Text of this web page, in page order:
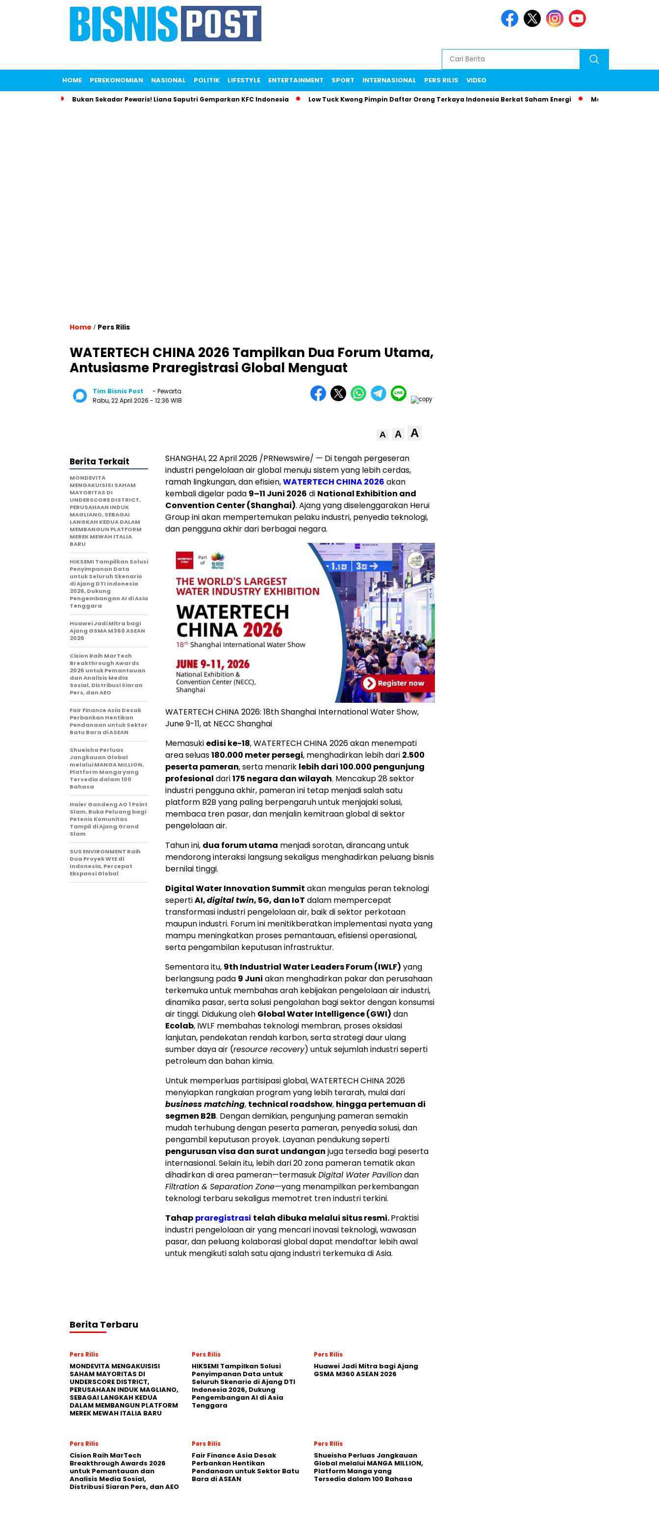
HOME PEREKONOMIAN NASIONAL POLITIK LIFESTYLE ENTERTAINMENT SPORT INTERNASIONAL PERS RILIS VIDEO
Bukan Sekadar Pewaris! Liana Saputri Gemparkan KFC Indonesia Low Tuck Kwong Pimpin Daftar Orang Terkaya Indonesia Berkat Saham Energi Menteri Maman
Home / Pers Rilis
WATERTECH CHINA 2026 Tampilkan Dua Forum Utama,
Antusiasme Praregistrasi Global Menguat
Tim Bisnis Post
- Pewarta
Rabu, 22 April 2026 - 12:36 WIB
A A A
SHANGHAI, 22 April 2026 /PRNewswire/ — Di tengah pergeseran
industri pengelolaan air global menuju sistem yang lebih cerdas,
ramah lingkungan, dan efisien,WATERTECH CHINA 2026 akan
kembali digelar pada 9–11 Juni 2026 di National Exhibition and
Convention Center (Shanghai). Ajang yang diselenggarakan Herui
Group ini akan mempertemukan pelaku industri, penyedia teknologi,
dan pengguna akhir dari berbagai negara.
WATERTECH CHINA 2026: 18th Shanghai International Water Show,
June 9-11, at NECC Shanghai
Memasuki edisi ke-18, WATERTECH CHINA 2026 akan menempati
area seluas180.000 meter persegi, menghadirkan lebih dari 2.500
peserta pameran, serta menarik lebih dari 100.000 pengunjung
profesional dari175 negara dan wilayah. Mencakup 28 sektor
industri pengguna akhir, pameran ini tetap menjadi salah satu
platform B2B yang paling berpengaruh untuk menjajaki solusi,
membaca tren pasar, dan menjalin kemitraan global di sektor
pengelolaan air.
Tahun ini, dua forum utama menjadi sorotan, dirancang untuk
mendorong interaksi langsung sekaligus menghadirkan peluang bisnis
bernilai tinggi.
Digital Water Innovation Summit akan mengulas peran teknologi
sepertiAI,digital twin, 5G, dan IoT dalam mempercepat
transformasi industri pengelolaan air, baik di sektor perkotaan
maupun industri. Forum ini menitikberatkan implementasi nyata yang
mampu meningkatkan proses pemantauan, efisiensi operasional,
serta pengambilan keputusan infrastruktur.
Sementara itu, 9th Industrial Water Leaders Forum (IWLF) yang
berlangsung pada 9 Juni akan menghadirkan pakar dan perusahaan
terkemuka untuk membahas arah kebijakan pengelolaan air industri,
dinamika pasar, serta solusi pengolahan bagi sektor dengan konsumsi
air tinggi. Didukung oleh Global Water Intelligence (GWI) dan
Ecolab, IWLF membahas teknologi membran, proses oksidasi
lanjutan, pendekatan rendah karbon, serta strategi daur ulang
sumber daya air (resource recovery) untuk sejumlah industri seperti
petroleum dan bahan kimia.
Untuk memperluas partisipasi global, WATERTECH CHINA 2026
menyiapkan rangkaian program yang lebih terarah, mulai dari
business matching, technical roadshow, hingga pertemuan di
segmen B2B. Dengan demikian, pengunjung pameran semakin
mudah terhubung dengan peserta pameran, penyedia solusi, dan
pengambil keputusan proyek. Layanan pendukung seperti
pengurusan visa dan surat undangan juga tersedia bagi peserta
internasional. Selain itu, lebih dari 20 zona pameran tematik akan
dihadirkan di area pameran—termasukDigital Water Paviliondan
Filtration & Separation Zone—yang menampilkan perkembangan
teknologi terbaru sekaligus memotret tren industri terkini.
Tahap praregistrasi telah dibuka melalui situs resmi.Praktisi
industri pengelolaan air yang mencari inovasi teknologi, wawasan
pasar, dan peluang kolaborasi global dapat mendaftar lebih awal
untuk mengikuti salah satu ajang industri terkemuka di Asia.
Berita Terkait
MONDEVITA
MENGAKUISISI SAHAM
MAYORITAS DI
UNDERSCORE DISTRICT,
PERUSAHAAN INDUK
MAGLIANO, SEBAGAI
LANGKAH KEDUA DALAM
MEMBANGUN PLATFORM
MEREK MEWAH ITALIA
BARU
HIKSEMI Tampilkan Solusi
Penyimpanan Data
untuk Seluruh Skenario
di Ajang DTI Indonesia
2026, Dukung
Pengembangan AI di Asia
Tenggara
Huawei Jadi Mitra bagi
Ajang GSMA M360 ASEAN
2026
Cision Raih MarTech
Breakthrough Awards
2026 untuk Pemantauan
dan Analisis Media
Sosial, Distribusi Siaran
Pers, dan AEO
Fair Finance Asia Desak
Perbankan Hentikan
Pendanaan untuk Sektor
Batu Bara di ASEAN
Shueisha Perluas
Jangkauan Global
melalui MANGA MILLION,
Platform Manga yang
Tersedia dalam 100
Bahasa
Haier Gandeng AO 1 Point
Slam, Buka Peluang bagi
Petenis Komunitas
Tampil di Ajang Grand
Slam
SUS ENVIRONMENT Raih
Dua Proyek WtE di
Indonesia, Percepat
Ekspansi Global
Berita Terbaru
Pers Rilis
MONDEVITA MENGAKUISISI
SAHAM MAYORITAS DI
UNDERSCORE DISTRICT,
PERUSAHAAN INDUK MAGLIANO,
SEBAGAI LANGKAH KEDUA
DALAM MEMBANGUN PLATFORM
MEREK MEWAH ITALIA BARU
Pers Rilis
HIKSEMI Tampilkan Solusi
Penyimpanan Data untuk
Seluruh Skenario di Ajang DTI
Indonesia 2026, Dukung
Pengembangan AI di Asia
Tenggara
Pers Rilis
Huawei Jadi Mitra bagi Ajang
GSMA M360 ASEAN 2026
Pers Rilis
Cision Raih MarTech
Breakthrough Awards 2026
untuk Pemantauan dan
Analisis Media Sosial,
Distribusi Siaran Pers, dan AEO
Pers Rilis
Fair Finance Asia Desak
Perbankan Hentikan
Pendanaan untuk Sektor Batu
Bara di ASEAN
Pers Rilis
Shueisha Perluas Jangkauan
Global melalui MANGA MILLION,
Platform Manga yang
Tersedia dalam 100 Bahasa